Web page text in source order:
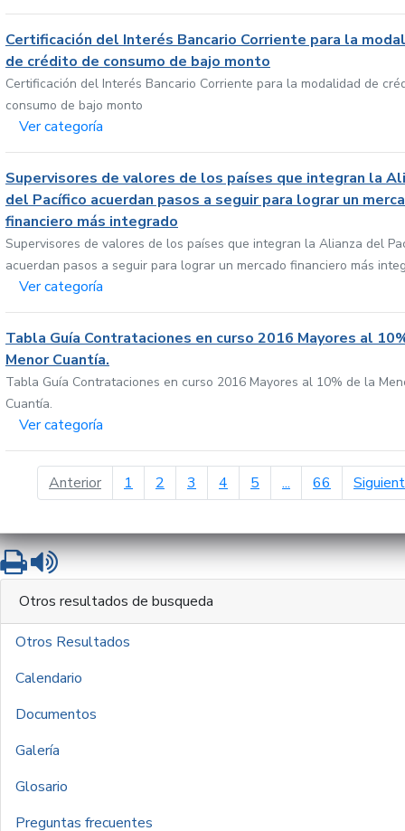
Certificación del Interés Bancario Corriente para la
de crédito de consumo de bajo monto
Certificación del Interés Bancario Corriente para la modalidad de
consumo de bajo monto
Ver categoría
Supervisores de valores de los países que integran la
del Pacífico acuerdan pasos a seguir para lograr un
financiero más integrado
Supervisores de valores de los países que integran la Alianza del
acuerdan pasos a seguir para lograr un mercado financiero más
Ver categoría
Tabla Guía Contrataciones en curso 2016 Mayores al
Menor Cuantía.
Tabla Guía Contrataciones en curso 2016 Mayores al 10% de la
Cuantía.
Ver categoría
Anteriorpágina anterior
1 2 3 4 5 ... 66
ImprimirLeer contenido
Otros resultados de busqueda
Otros Resultados
Calendario
Documentos
Galería
Glosario
Preguntas frecuentes